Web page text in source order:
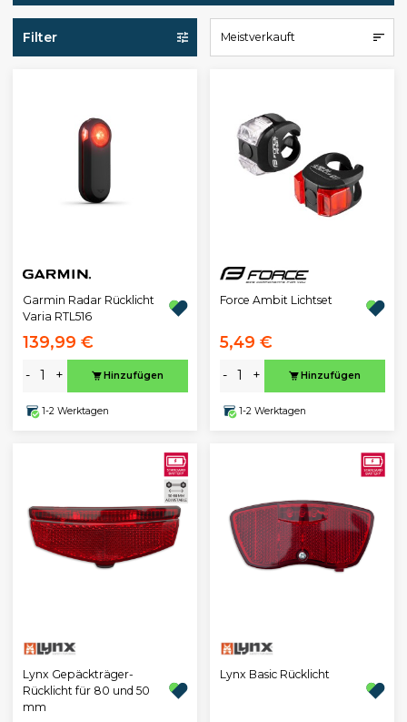
Filter Meistverkauft
Garmin Radar Rücklicht
Varia RTL516
139,99 €
- + Hinzufügen
1-2 Werktagen
Force Ambit Lichtset
5,49 €
- + Hinzufügen
1-2 Werktagen
Lynx Gepäckträger-
Rücklicht für 80 und 50
mm
Lynx Basic Rücklicht